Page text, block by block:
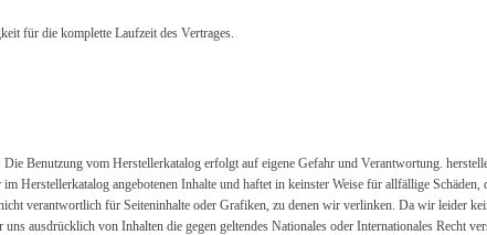
für die komplette Laufzeit des Vertrages.
Benutzung vom Herstellerkatalog erfolgt auf eigene Gefahr und Verantwortung.
Herstellerkatalog angebotenen Inhalte und haftet in keinster Weise für allfällige Schäden,
verantwortlich für Seiteninhalte oder Grafiken, zu denen wir verlinken. Da wir leider
ausdrücklich von Inhalten die gegen geltendes Nationales oder Internationales Recht